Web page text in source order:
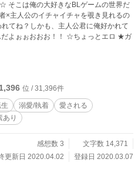
そこは俺の大好きなBLゲームの世界だ
×主人公のイチャイチャを覗き見れるの
位 / 31,396件
溺愛/執着
愛される
あり
感想数 3
文字数 14,371
更新日 2020.04.02
登録日 2020.03.07